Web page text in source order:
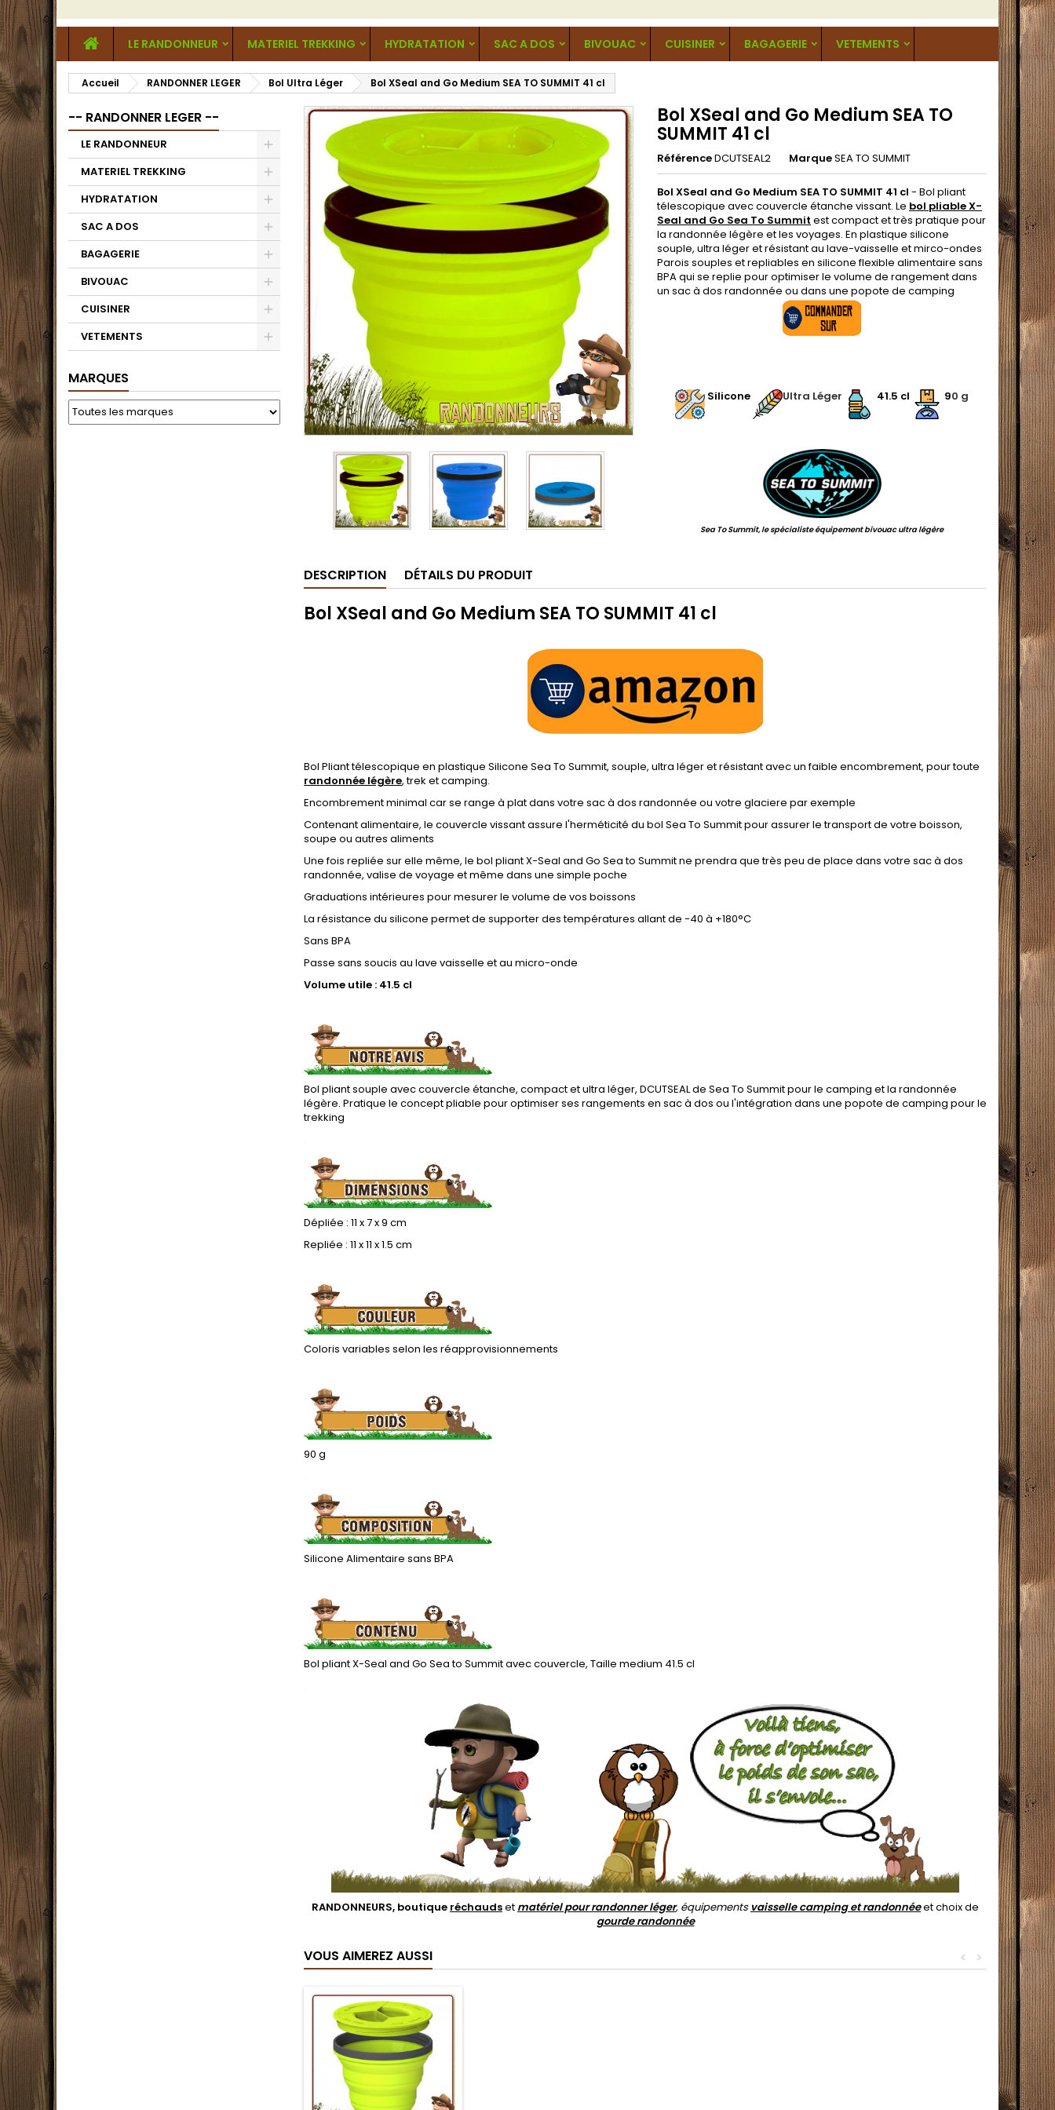
LE RANDONNEUR MATERIEL TREKKING HYDRATATION SAC A DOS BIVOUAC CUISINER BAGAGERIE VETEMENTS
Accueil RANDONNER LEGER Bol Ultra Léger Bol XSeal and Go Medium SEA TO SUMMIT 41 cl
-- RANDONNER LEGER --
LE RANDONNEUR
MATERIEL TREKKING
HYDRATATION
SAC A DOS
BAGAGERIE
BIVOUAC
CUISINER
VETEMENTS
MARQUES
Bol XSeal and Go Medium SEA TO
SUMMIT 41 cl
RéférenceDCUTSEAL2 MarqueSEA TO SUMMIT
Bol XSeal and Go Medium SEA TO SUMMIT 41 cl - Bol pliant
télescopique avec couvercle étanche vissant. Le bol pliable X-
Seal and Go Sea To Summit est compact et très pratique pour
la randonnée légère et les voyages. En plastique silicone
souple, ultra léger et résistant au lave-vaisselle et mirco-ondes
Parois souples et repliables en silicone flexible alimentaire sans
BPA qui se replie pour optimiser le volume de rangement dans
un sac à dos randonnée ou dans une popote de camping
Silicone Ultra Léger 41.5 cl 90 g
Sea To Summit, le spécialiste équipement bivouac ultra légère
DESCRIPTION DÉTAILS DU PRODUIT
Bol XSeal and Go Medium SEA TO SUMMIT 41 cl
.
Bol Pliant télescopique en plastique Silicone Sea To Summit, souple, ultra léger et résistant avec un faible encombrement, pour toute
randonnée légère, trek et camping.
Encombrement minimal car se range à plat dans votre sac à dos randonnée ou votre glaciere par exemple
Contenant alimentaire, le couvercle vissant assure l'herméticité du bol Sea To Summit pour assurer le transport de votre boisson,
soupe ou autres aliments
Une fois repliée sur elle même, le bol pliant X-Seal and Go Sea to Summit ne prendra que très peu de place dans votre sac à dos
randonnée, valise de voyage et même dans une simple poche
Graduations intérieures pour mesurer le volume de vos boissons
La résistance du silicone permet de supporter des températures allant de -40 à +180°C
Sans BPA
Passe sans soucis au lave vaisselle et au micro-onde
Volume utile : 41.5 cl
.
Bol pliant souple avec couvercle étanche, compact et ultra léger, DCUTSEAL de Sea To Summit pour le camping et la randonnée
légère. Pratique le concept pliable pour optimiser ses rangements en sac à dos ou l'intégration dans une popote de camping pour le
trekking
.
Dépliée : 11 x 7 x 9 cm
Repliée : 11 x 11 x 1.5 cm
.
Coloris variables selon les réapprovisionnements
.
90 g
.
Silicone Alimentaire sans BPA
.
Bol pliant X-Seal and Go Sea to Summit avec couvercle, Taille medium 41.5 cl
.
RANDONNEURS, boutique réchaudset matériel pour randonner léger, équipements vaisselle camping et randonnéeet choix de
gourde randonnée
VOUS AIMEREZ AUSSI >
<